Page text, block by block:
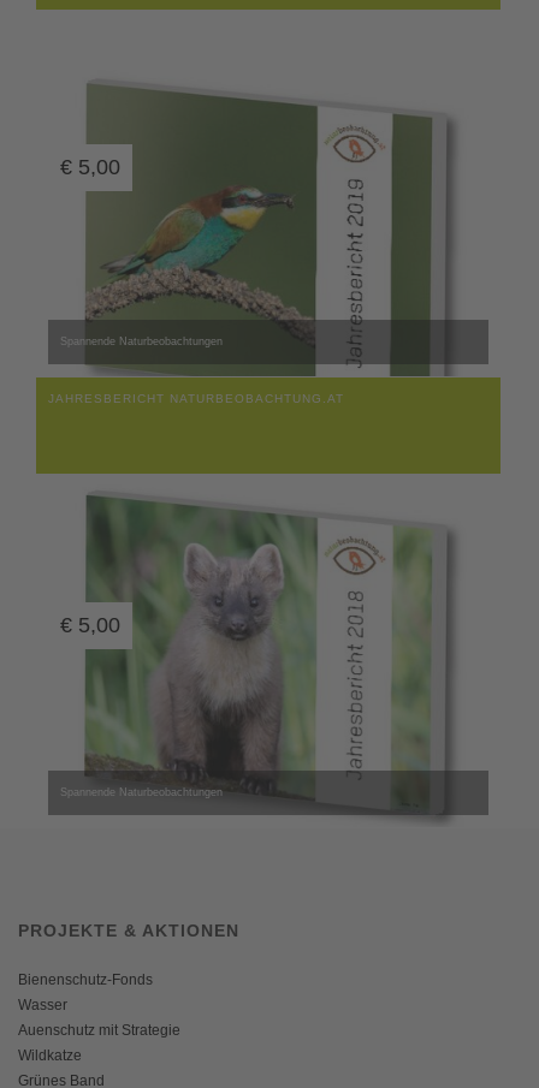
Spannende Naturbeobachtungen
€ 5,00
JAHRESBERICHT NATURBEOBACHTUNG.AT
Spannende Naturbeobachtungen
€ 5,00
PROJEKTE & AKTIONEN
Bienenschutz-Fonds
Wasser
Auenschutz mit Strategie
Wildkatze
Grünes Band